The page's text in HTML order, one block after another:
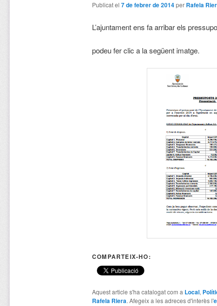
Publicat el 7 de febrer de 2014per Rafela
L’ajuntament ens fa arribar els
podeu fer clic a la següent imatge.
COMPARTEIX-HO:
Aquest article s'ha catalogat com a Local,
Rafela Riera. Afegeix a les adreces d'interès l'